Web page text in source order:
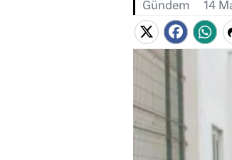
Gündem 14